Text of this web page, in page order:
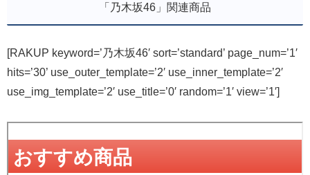
「乃木坂46」関連商品
[RAKUP keyword=’乃木坂46′ sort=’standard’ page_num=’1′
hits=’30’ use_outer_template=’2′ use_inner_template=’2′
use_img_template=’2′ use_title=’0′ random=’1′ view=’1′]